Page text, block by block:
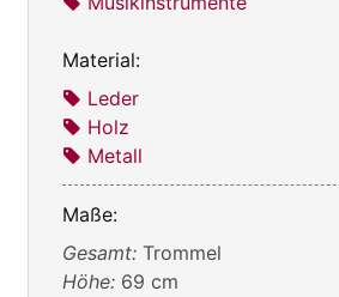
Material:
Leder
Holz
Metall
Maße:
Gesamt: Trommel
Höhe: 69 cm